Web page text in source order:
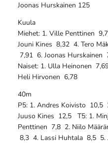
Joonas Hurskainen 125
Kuula
Miehet: 1. Ville Penttinen
Jouni Kines 8,32 4. Tero
7,91 6. Joonas
Naiset: 1. Ulla Heinonen
Heli Hirvonen 6,78
40m
P5: 1. Andres Koivisto
Juuso Kines 12,5 T5: 1.
Penttinen 7,8 2. Niilo
8,3 4. Lassi Huhtala 8,5 5.